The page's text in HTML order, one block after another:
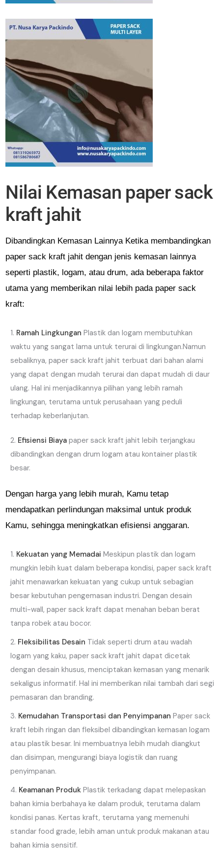
Nilai Kemasan paper sack
kraft jahit
Dibandingkan Kemasan Lainnya Ketika membandingkan
paper sack kraft jahit dengan jenis kemasan lainnya
seperti plastik, logam, atau drum, ada beberapa faktor
utama yang memberikan nilai lebih pada paper sack
kraft:
Ramah Lingkungan Plastik dan logam membutuhkan
waktu yang sangat lama untuk terurai di lingkungan.Namun
sebaliknya, paper sack kraft jahit terbuat dari bahan alami
yang dapat dengan mudah terurai dan dapat mudah di daur
ulang. Hal ini menjadikannya pilihan yang lebih ramah
lingkungan, terutama untuk perusahaan yang peduli
terhadap keberlanjutan.
Efisiensi Biaya paper sack kraft jahit lebih terjangkau
dibandingkan dengan drum logam atau kontainer plastik
besar.
Dengan harga yang lebih murah, Kamu tetap
mendapatkan perlindungan maksimal untuk produk
Kamu, sehingga meningkatkan efisiensi anggaran.
Kekuatan yang Memadai Meskipun plastik dan logam
mungkin lebih kuat dalam beberapa kondisi, paper sack kraft
jahit menawarkan kekuatan yang cukup untuk sebagian
besar kebutuhan pengemasan industri. Dengan desain
multi-wall, paper sack kraft dapat menahan beban berat
tanpa robek atau bocor.
Fleksibilitas Desain Tidak seperti drum atau wadah
logam yang kaku, paper sack kraft jahit dapat dicetak
dengan desain khusus, menciptakan kemasan yang menarik
sekaligus informatif. Hal ini memberikan nilai tambah dari segi
pemasaran dan branding.
Kemudahan Transportasi dan Penyimpanan Paper sack
kraft lebih ringan dan fleksibel dibandingkan kemasan logam
atau plastik besar. Ini membuatnya lebih mudah diangkut
dan disimpan, mengurangi biaya logistik dan ruang
penyimpanan.
Keamanan Produk Plastik terkadang dapat melepaskan
bahan kimia berbahaya ke dalam produk, terutama dalam
kondisi panas. Kertas kraft, terutama yang memenuhi
standar food grade, lebih aman untuk produk makanan atau
bahan kimia sensitif.